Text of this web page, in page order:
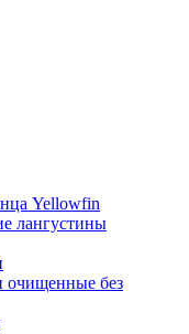
Yellowfin
лангустины
очищенные без